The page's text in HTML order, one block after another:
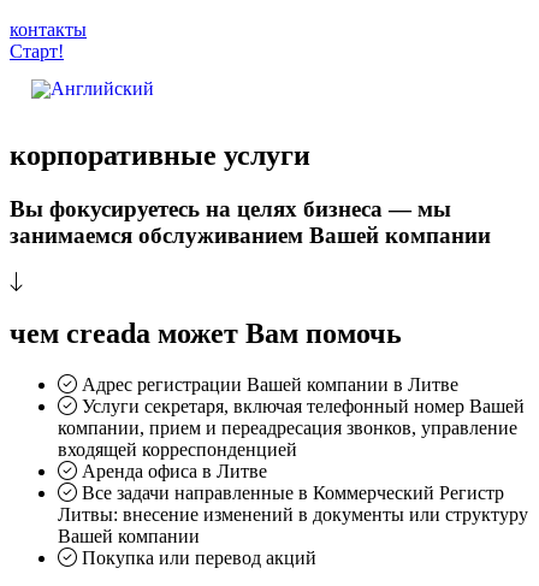
контакты
Старт!
корпоративные услуги
Вы фокусируетесь на целях бизнеса — мы
занимаемся обслуживанием Вашей компании
чем creada может Вам помочь
Адрес регистрации Вашей компании в Литве
Услуги секретаря, включая телефонный номер Вашей
компании, прием и переадресация звонков, управление
входящей корреспонденцией
Аренда офиса в Литве
Все задачи направленные в Коммерческий Регистр
Литвы: внесение изменений в документы или структуру
Вашей компании
Покупка или перевод акций